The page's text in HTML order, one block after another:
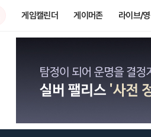
게임캘린더 게이머존 라이브/